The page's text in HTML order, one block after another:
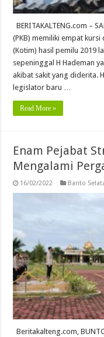
BERITAKALTENG.com –
(PKB) memiliki empat
(Kotim) hasil pemilu 2019
sepeninggal H Hademan
akibat sakit yang diderita.
legislator baru …
Read More »
Enam Pejabat
Mengalami
16/02/2022 Barito
Beritakalteng.com,